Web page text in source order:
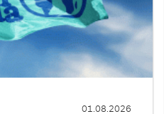
01.08.2026